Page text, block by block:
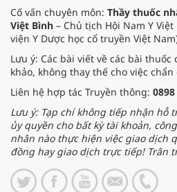
Cố vấn chuyên môn: Thầy thuốc
Việt Bình – Chủ tịch Hội Nam Y
viện Y Dược học cổ truyền Việt
Lưu ý: Các bài viết về các bài
khảo, không thay thế cho việc
Liên hệ hợp tác Truyền thông:
Lưu ý: Tạp chí không tiếp nhận hỗ
ủy quyền cho bất kỳ tài khoản,
nhân nào thực hiện việc giao dịch
đồng hay giao dịch trực tiếp! Trân